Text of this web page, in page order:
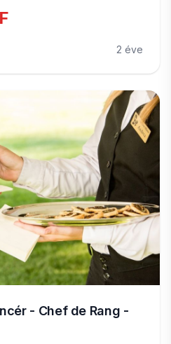
2 éve
- Chef de Rang -